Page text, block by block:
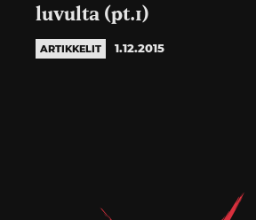
luvulta (pt.1)
ARTIKKELIT 1.12.2015